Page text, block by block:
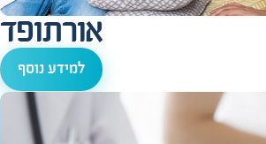
אורתופד
למידע נוסף